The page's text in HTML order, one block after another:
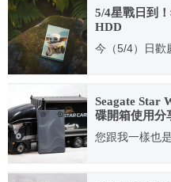
5/4星戰日到
HDD
今（5/4）日歡
Seagate Star
碟開箱使用分
您跟我一樣也
2022.08.15